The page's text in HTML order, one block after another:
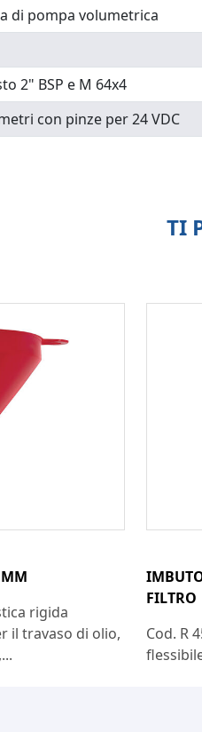
di pompa volumetrica
2" BSP e M 64x4
con pinze per 24 VDC
TI
rigida
il travaso di olio,
FILTRO
Cod. R